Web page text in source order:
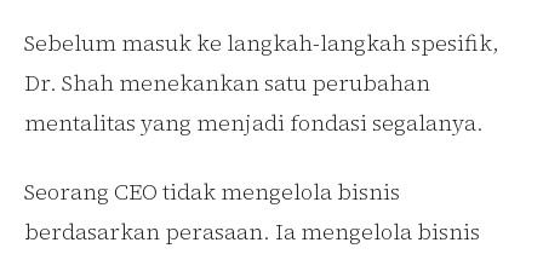
Sebelum masuk ke langkah-langkah spesifik,
Dr. Shah menekankan satu perubahan
mentalitas yang menjadi fondasi segalanya.
Seorang CEO tidak mengelola bisnis
berdasarkan perasaan. Ia mengelola bisnis